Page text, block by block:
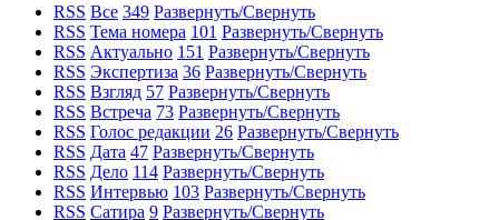
RSS Все 349 Развернуть/Свернуть
RSS Тема номера 101 Развернуть/Свернуть
RSS Актуально 151 Развернуть/Свернуть
RSS Экспертиза 36 Развернуть/Свернуть
RSS Взгляд 57 Развернуть/Свернуть
RSS Встреча 73 Развернуть/Свернуть
RSS Голос редакции 26 Развернуть/Свернуть
RSS Дата 47 Развернуть/Свернуть
RSS Дело 114 Развернуть/Свернуть
RSS Интервью 103 Развернуть/Свернуть
RSS Сатира 9 Развернуть/Свернуть